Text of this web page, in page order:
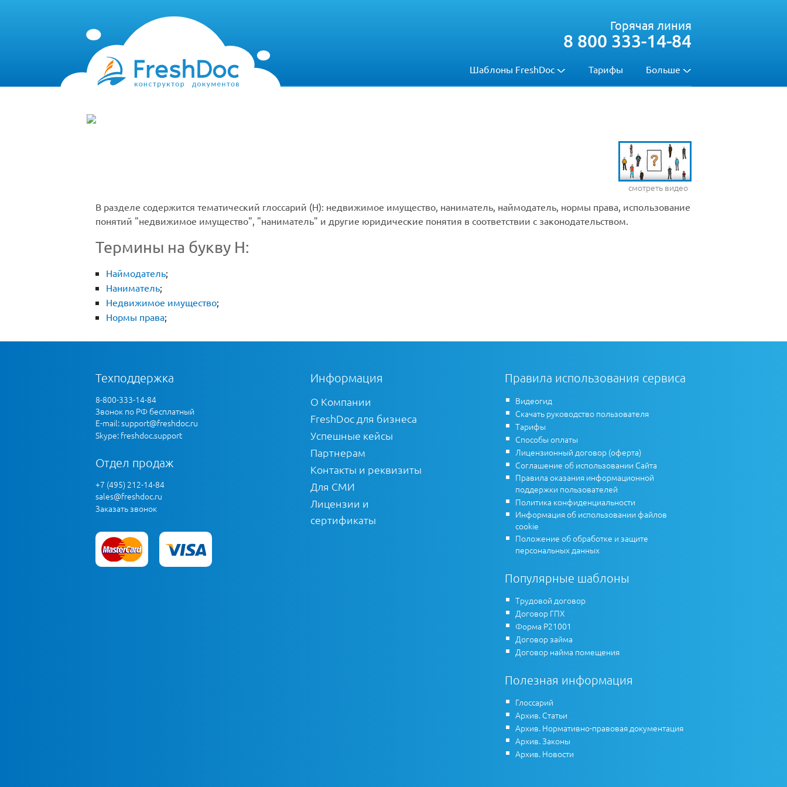
Шаблоны FreshDoc Тарифы Больше
Горячая линия
8 800 333-14-84
смотреть видео
В разделе содержится тематический глоссарий (Н): недвижимое имущество, наниматель, наймодатель, нормы права, использование
понятий "недвижимое имущество", "наниматель" и другие юридические понятия в соответствии с законодательством.
Термины на букву Н:
Наймодатель;
Наниматель;
Недвижимое имущество;
Нормы права;
Техподдержка
8-800-333-14-84
Звонок по РФ бесплатный
E-mail:support@freshdoc.ru
Skype: freshdoc.support
Отдел продаж
+7 (495) 212-14-84
sales@freshdoc.ru
Заказать звонок
Информация
О Компании
FreshDoc для бизнеса
Успешные кейсы
Партнерам
Контакты и реквизиты
Для СМИ
Лицензии и
сертификаты
Правила использования сервиса
Видеогид
Скачать руководство пользователя
Тарифы
Способы оплаты
Лицензионный договор (оферта)
Соглашение об использовании Сайта
Правила оказания информационной
поддержки пользователей
Политика конфиденциальности
Информация об использовании файлов
cookie
Положение об обработке и защите
персональных данных
Популярные шаблоны
Трудовой договор
Договор ГПХ
Форма Р21001
Договор займа
Договор найма помещения
Полезная информация
Глоссарий
Архив. Статьи
Архив. Нормативно-правовая документация
Архив. Законы
Архив. Новости